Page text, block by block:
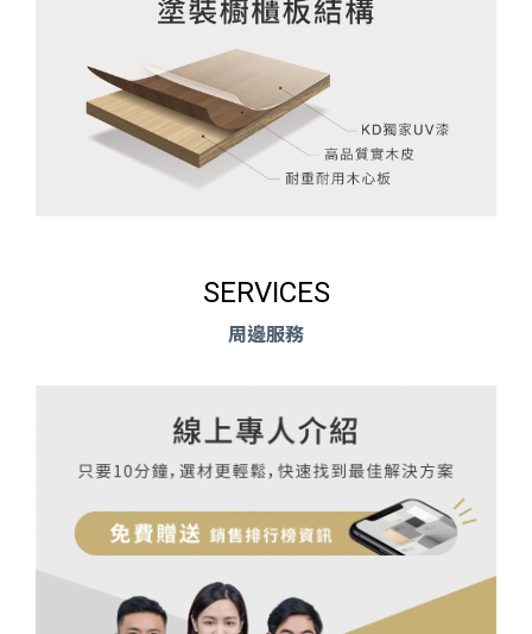
SERVICES
周邊服務